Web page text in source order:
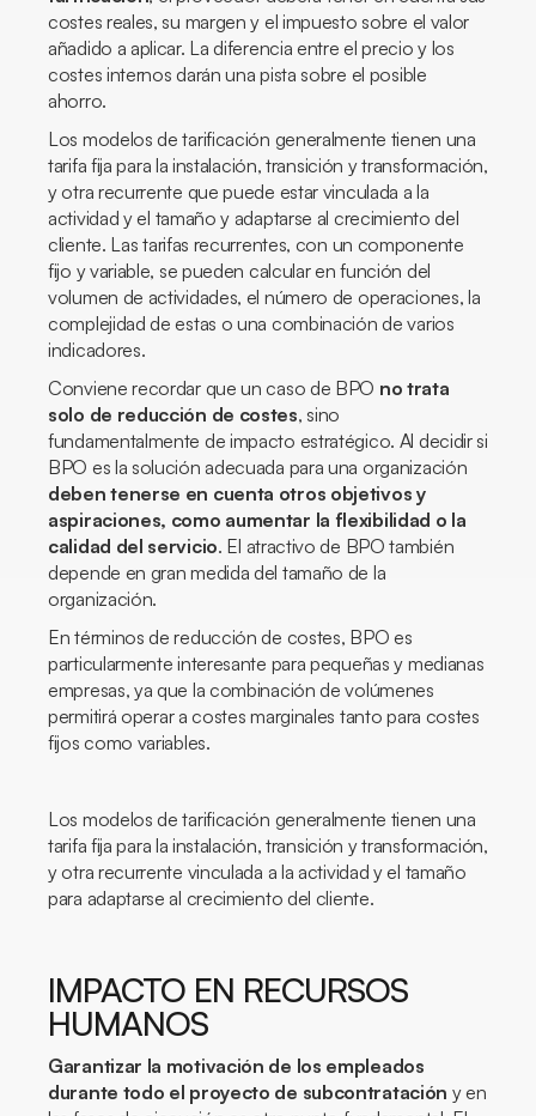
costes reales, su margen y el impuesto sobre el valor
añadido a aplicar. La diferencia entre el precio y los
costes internos darán una pista sobre el posible
ahorro.
Los modelos de tarificación generalmente tienen una
tarifa fija para la instalación, transición y transformación,
y otra recurrente que puede estar vinculada a la
actividad y el tamaño y adaptarse al crecimiento del
cliente. Las tarifas recurrentes, con un componente
fijo y variable, se pueden calcular en función del
volumen de actividades, el número de operaciones, la
complejidad de estas o una combinación de varios
indicadores.
Conviene recordar que un caso de BPO no trata
solo de reducción de costes, sino
fundamentalmente de impacto estratégico. Al decidir si
BPO es la solución adecuada para una organización
deben tenerse en cuenta otros objetivos y
aspiraciones, como aumentar la flexibilidad o la
calidad del servicio. El atractivo de BPO también
depende en gran medida del tamaño de la
organización.
En términos de reducción de costes, BPO es
particularmente interesante para pequeñas y medianas
empresas, ya que la combinación de volúmenes
permitirá operar a costes marginales tanto para costes
fijos como variables.
Los modelos de tarificación generalmente tienen una
tarifa fija para la instalación, transición y transformación,
y otra recurrente vinculada a la actividad y el tamaño
para adaptarse al crecimiento del cliente.
IMPACTO EN RECURSOS
HUMANOS
Garantizar la motivación de los empleados
durante todo el proyecto de subcontratación y en